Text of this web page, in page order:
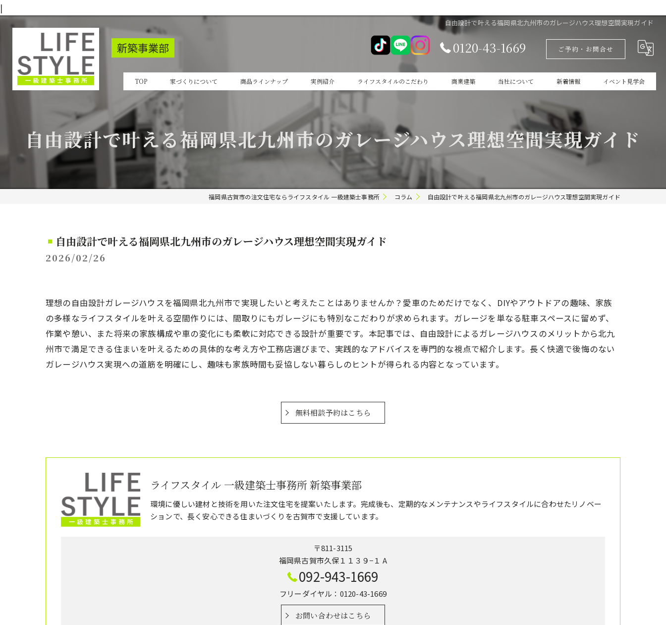
|
自由設計で叶える福岡県北九州市のガレージハウス理想空間実現ガイド
新築事業部 0120-43-1669 ご予約・お問合せ
TOP 家づくりについて 商品ラインナップ
cocoiro+
実例紹介 ライフスタイルのこだわり 商業建築 当社について
新築
新着情報
家づくりの本掲載
イベント見学会
自由設計で叶える福岡県北九州市のガレージハウス理想空間実現ガイド
福岡県古賀市の注文住宅ならライフスタイル 一級建築士事務所 コラム 自由設計で叶える福岡県北九州市のガレージハウス理想空間実現ガイド
自由設計で叶える福岡県北九州市のガレージハウス理想空間実現ガイド
2026/02/26
理想の自由設計ガレージハウスを福岡県北九州市で実現したいと考えたことはありませんか？愛車のためだけでなく、DIYやアウトドアの趣味、家族
の多様なライフスタイルを叶える空間作りには、間取りにもガレージにも特別なこだわりが求められます。ガレージを単なる駐車スペースに留めず、
作業や憩い、また将来の家族構成や車の変化にも柔軟に対応できる設計が重要です。本記事では、自由設計によるガレージハウスのメリットから北九
州市で満足できる住まいを叶えるための具体的な考え方や工務店選びまで、実践的なアドバイスを専門的な視点で紹介します。長く快適で後悔のない
ガレージハウス実現への道筋を明確にし、趣味も家族時間も妥協しない暮らしのヒントが得られる内容となっています。
無料相談予約はこちら
ライフスタイル 一級建築士事務所 新築事業部
環境に優しい建材と技術を用いた注文住宅を提案いたします。完成後も、定期的なメンテナンスやライフスタイルに合わせたリノベー
ションで、長く安心できる住まいづくりを古賀市で支援しています。
〒811-3115
福岡県古賀市久保１１３９−１ A
092-943-1669
フリーダイヤル：0120-43-1669
お問い合わせはこちら